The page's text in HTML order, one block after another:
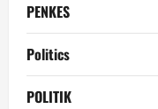
PENKES
Politics
POLITIK